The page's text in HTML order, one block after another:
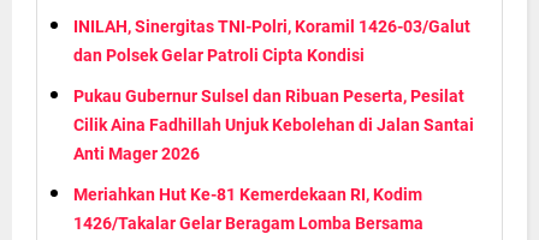
INILAH, Sinergitas TNI-Polri, Koramil 1426-03/Galut
dan Polsek Gelar Patroli Cipta Kondisi
Pukau Gubernur Sulsel dan Ribuan Peserta, Pesilat
Cilik Aina Fadhillah Unjuk Kebolehan di Jalan Santai
Anti Mager 2026
Meriahkan Hut Ke-81 Kemerdekaan RI, Kodim
1426/Takalar Gelar Beragam Lomba Bersama